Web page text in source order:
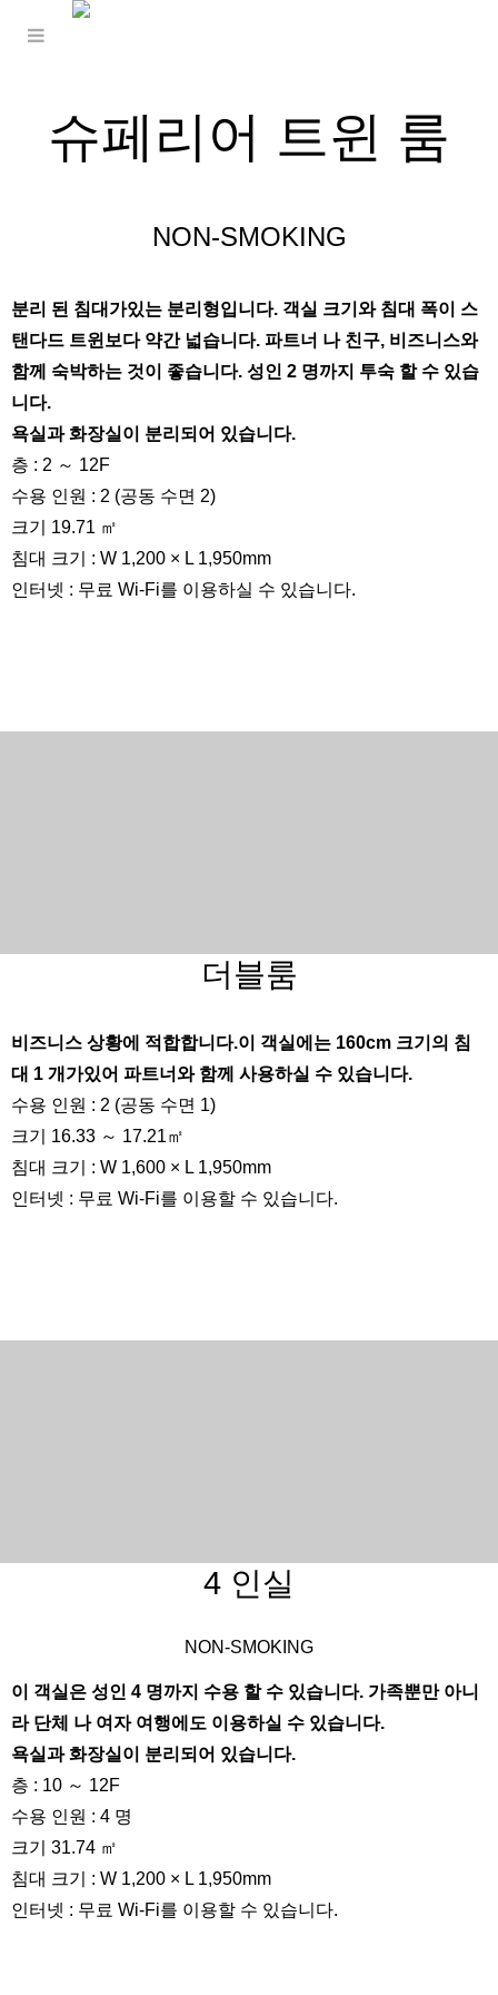
슈페리어 트윈 룸
NON-SMOKING
분리 된 침대가있는 분리형입니다. 객실 크기와 침대 폭이 스
탠다드 트윈보다 약간 넓습니다. 파트너 나 친구, 비즈니스와
함께 숙박하는 것이 좋습니다. 성인 2 명까지 투숙 할 수 있습
니다.
욕실과 화장실이 분리되어 있습니다.
층 : 2 ～ 12F
수용 인원 : 2 (공동 수면 2)
크기 19.71 ㎡
침대 크기 : W 1,200 × L 1,950mm
인터넷 : 무료 Wi-Fi를 이용하실 수 있습니다.
더블룸
비즈니스 상황에 적합합니다.이 객실에는 160cm 크기의 침
대 1 개가있어 파트너와 함께 사용하실 수 있습니다.
수용 인원 : 2 (공동 수면 1)
크기 16.33 ～ 17.21㎡
침대 크기 : W 1,600 × L 1,950mm
인터넷 : 무료 Wi-Fi를 이용할 수 있습니다.
4 인실
NON-SMOKING
이 객실은 성인 4 명까지 수용 할 수 있습니다. 가족뿐만 아니
라 단체 나 여자 여행에도 이용하실 수 있습니다.
욕실과 화장실이 분리되어 있습니다.
층 : 10 ～ 12F
수용 인원 : 4 명
크기 31.74 ㎡
침대 크기 : W 1,200 × L 1,950mm
인터넷 : 무료 Wi-Fi를 이용할 수 있습니다.